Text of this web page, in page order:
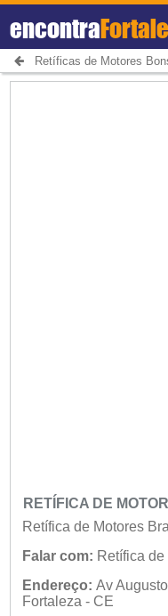
encontra
Retíficas de Motores
RETÍFICA DE
Retífica de Motores
Falar com: Retífica de
Endereço: Av
Fortaleza - CE